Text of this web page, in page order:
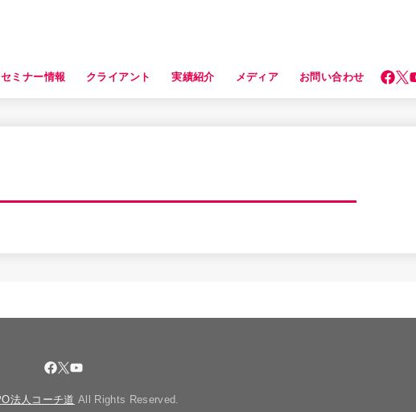
セミナー情報 クライアント 実績紹介 メディア お問い合わせ
法人コーチ道 All Rights Reserved.